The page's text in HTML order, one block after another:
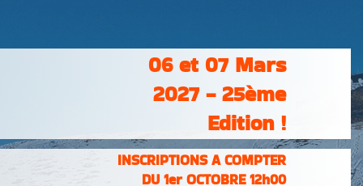
06 et 07 Mars
2027 - 25ème
Edition !
INSCRIPTIONS A COMPTER
DU 1er OCTOBRE 12h00